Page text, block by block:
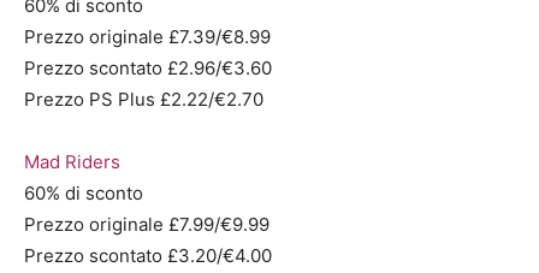
60% di sconto
Prezzo originale £7.39/€8.99
Prezzo scontato £2.96/€3.60
Prezzo PS Plus £2.22/€2.70
Mad Riders
60% di sconto
Prezzo originale £7.99/€9.99
Prezzo scontato £3.20/€4.00